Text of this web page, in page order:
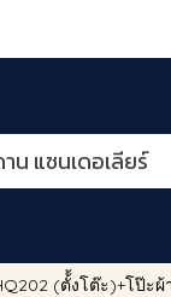
น แชนเดอเลียร์
(ตั้้งโต๊ะ)+โป๊ะผ้